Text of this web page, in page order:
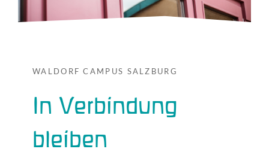
WALDORF CAMPUS SALZBURG
In Verbindung
bleiben